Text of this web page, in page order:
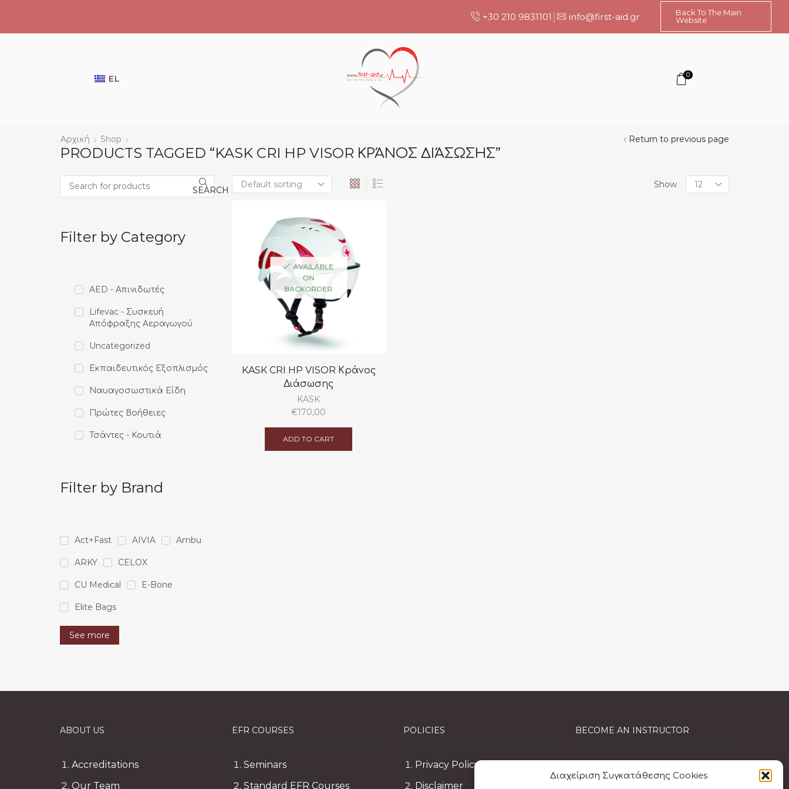
Διαχείριση Συγκατάθεσης Cookies
+30 210 9831101 info@first-aid.gr
Back To The Main
Website
EL 0
Αρχική Shop
PRODUCTS TAGGED “KASK CRI HP VISOR ΚΡΆΝΟΣ ΔΙΆΣΩΣΗΣ”
Return to previous page
Show
Products
per
AVAILABLE
ON
BACKORDER
KASK CRI HP VISOR Κράνος
Διάσωσης
KASK
€170,00
ADD TO CART
Search SEARCH
Filter by Category
AED - Απινιδωτές
Lifevac - Συσκευή
Απόφραξης Αεραγωγού
Uncategorized
Εκπαιδευτικός Εξοπλισμός
Ναυαγοσωστικά Είδη
Πρώτες Βοήθειες
Τσάντες - Κουτιά
Filter by Brand
Act+Fast AIVIA Ambu
ARKY CELOX
CU Medical E-Bone
Elite Bags
See more
ABOUT US
Accreditations
Our Team
EFR COURSES
Seminars
Standard EFR Courses
POLICIES
Privacy Policy
Disclaimer
BECOME AN INSTRUCTOR